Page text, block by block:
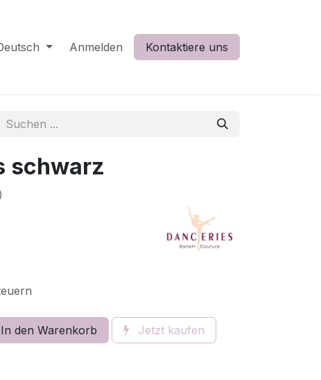
Anmelden Kontaktiere uns
schwarz
In den Warenkorb Jetzt kaufen